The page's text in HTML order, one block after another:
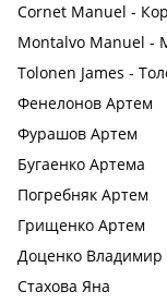
Cornet Manuel -
Montalvo Manuel -
Tolonen James -
Фенелонов Артем
Фурашов Артем
Бугаенко Артема
Погребняк Артем
Грищенко Артем
Доценко Владимир
Стахова Яна